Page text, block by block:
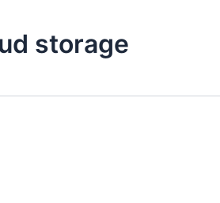
storage